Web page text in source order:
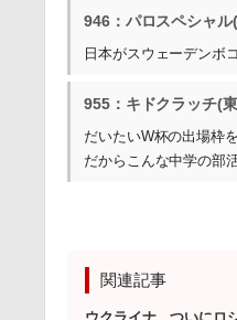
946：パロスペシャ
日本がスウェーデンボ
955：キドクラッチ(
だいたいW杯の出場枠
だからこんな中学の部
関連記事